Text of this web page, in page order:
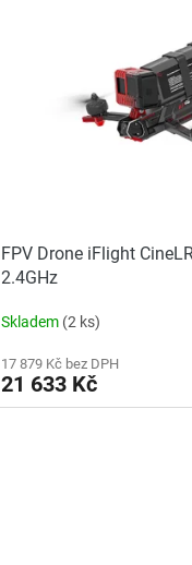
FPV Drone iFlight
2.4GHz
Skladem (2 ks)
17 879 Kč bez DPH
21 633 Kč